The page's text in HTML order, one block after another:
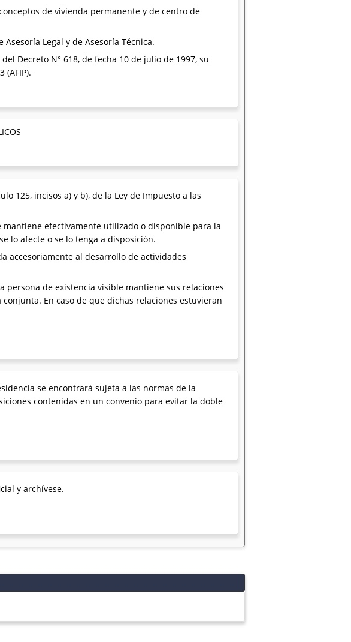
de vivienda permanente y de centro de
Legal y de Asesoría Técnica.
Decreto N° 618, de fecha 10 de julio de 1997, su
(AFIP).
125, incisos a) y b), de la Ley de Impuesto a las
efectivamente utilizado o disponible para la
lo afecte o se lo tenga a disposición.
accesoriamente al desarrollo de actividades
de existencia visible mantiene sus relaciones
En caso de que dichas relaciones estuvieran
se encontrará sujeta a las normas de la
contenidas en un convenio para evitar la doble
y archívese.